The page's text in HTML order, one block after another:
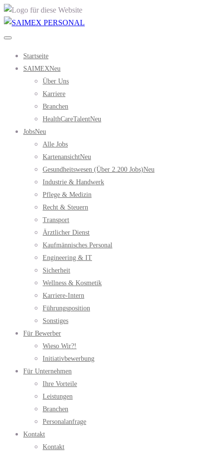
Startseite
SAIMEXNeu
Über Uns
Karriere
Branchen
HealthCareTalentNeu
JobsNeu
Alle Jobs
KartenansichtNeu
Gesundheitswesen (über 2.200 Jobs)Neu
Industrie & Handwerk
Pflege & Medizin
Recht & Steuern
Transport
Ärztlicher Dienst
Kaufmännisches Personal
Engineering & IT
Sicherheit
Wellness & Kosmetik
Karriere-Intern
Führungsposition
Sonstiges
Für Bewerber
Wieso Wir?!
Initiativbewerbung
Für Unternehmen
Ihre Vorteile
Leistungen
Branchen
Personalanfrage
Kontakt
Kontakt